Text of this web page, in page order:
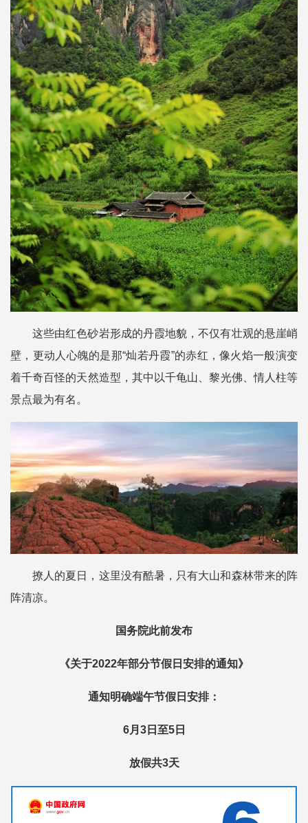
这些由红色砂岩形成的丹霞地貌，不仅有壮观的悬崖峭
壁，更动人心魄的是那“灿若丹霞”的赤红，像火焰一般演变
着千奇百怪的天然造型，其中以千龟山、黎光佛、情人柱等
景点最为有名。
撩人的夏日，这里没有酷暑，只有大山和森林带来的阵
阵清凉。
国务院此前发布
《关于2022年部分节假日安排的通知》
通知明确端午节假日安排：
6月3日至5日
放假共3天